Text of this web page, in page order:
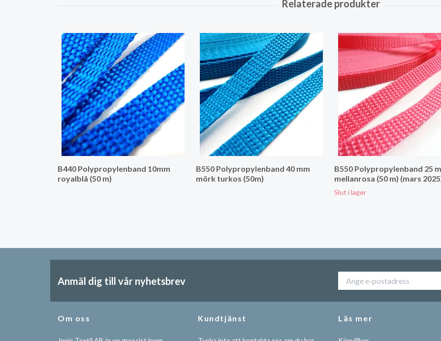
B440 Polypropylenband 10mm
royalblå (50 m)
B550 Polypropylenband 40 mm
mörk turkos (50m)
B550 Polypropylenband 25
mellanrosa (50 m) (mars
Slut i lager
Anmäl dig till vår nyhetsbrev
Om oss Kundtjänst Läs mer